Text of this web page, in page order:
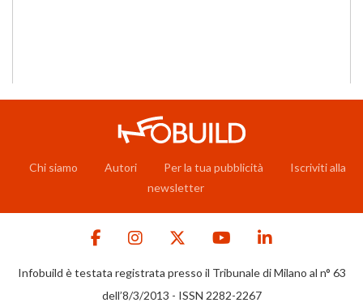
Chi siamo Autori Per la tua pubblicità
Iscriviti alla
newsletter
Infobuild è testata registrata presso il Tribunale di Milano al n° 63
dell’8/3/2013 - ISSN 2282-2267